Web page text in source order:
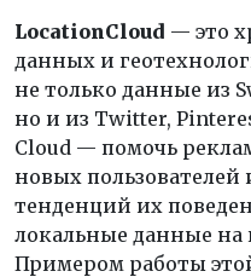
LocationCloud — это
данных и
не только данные из
но и из Twitter,
Cloud — помочь
новых
тенденций их
локальные данные
Примером работы